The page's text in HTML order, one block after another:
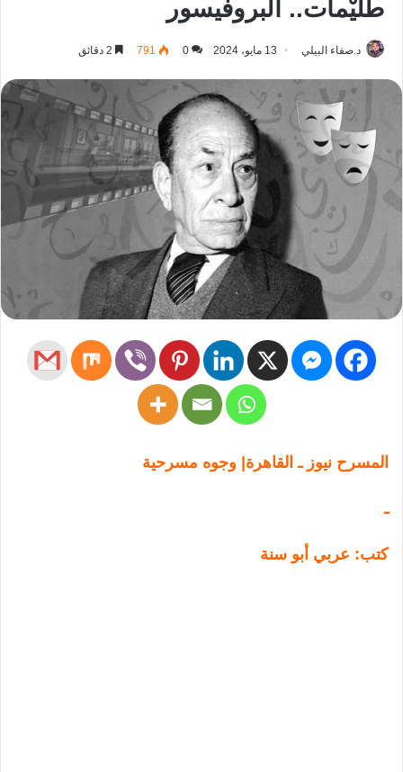
طُلَيْمات.. البروفيسور
د.صفاء البيلي 13 مايو، 2024 0
791
المسرح نيوز ـ القاهرة| وجوه مسرحية
ـ
كتب: عربي أبو سنة